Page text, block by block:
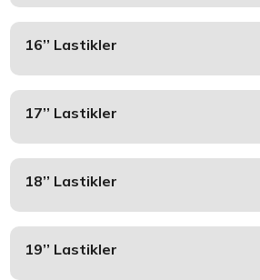
16’’ Lastikler
17’’ Lastikler
18’’ Lastikler
19’’ Lastikler